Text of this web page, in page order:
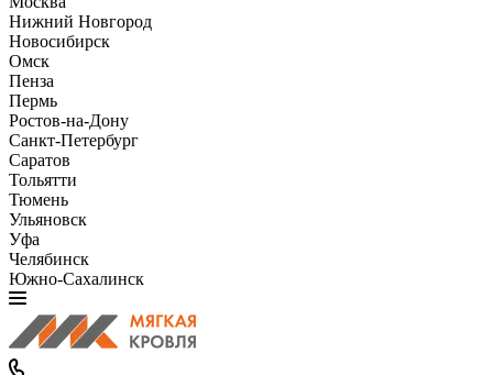
Нижний Новгород
Новосибирск
Омск
Пенза
Пермь
Ростов-на-Дону
Санкт-Петербург
Саратов
Тольятти
Тюмень
Ульяновск
Уфа
Челябинск
Южно-Сахалинск